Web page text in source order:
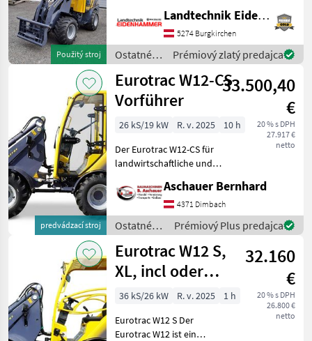
Použitý stroj
Allradantrieb - extra
Hydraulikkreislauf (
32L/min bei 180 bar) -
Bedienung Extra Hydraulik
Landtechnik Eidenhammer GmbH
5274 Burgkirchen
Ostatné
poľnohospodárske
silové
stroje /
Eurotrac
Prémiový zlatý predajca
predvádzací stroj
Eurotrac W12-CS
Vorführer
33.500,40
€
20 % s DPH
27.917 €
netto
26 kS/19 kW R. v. 2025
10 h
Der Eurotrac W12-CS für
landwirtschaftliche und
Vorführer mit nur 10
Betriebsstunden!
Serienmäßig ausgestattet
mit: Kubota StageV-Mo
Aschauer Bernhard
4371 Dimbach
Ostatné
poľnohospodárske
silové
stroje /
Eurotrac
Prémiový Plus predajca
Eurotrac W12 S,
XL, incl oder
ohne Kabine
32.160
€
20 % s DPH
26.800 €
netto
36 kS/26 kW R. v. 2025
1 h
Eurotrac W12 S Der
Eurotrac W12 ist ein